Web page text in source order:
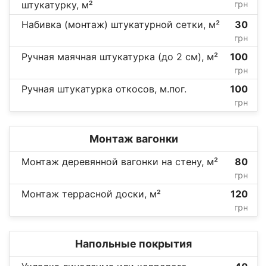
штукатурку, м²
грн
Набивка (монтаж) штукатурной сетки, м² 30
грн
Ручная маячная штукатурка (до 2 см), м² 100
грн
Ручная штукатурка откосов, м.пог. 100
грн
Монтаж вагонки
Монтаж деревянной вагонки на стену, м² 80
грн
Монтаж террасной доски, м² 120
грн
Напольные покрытия